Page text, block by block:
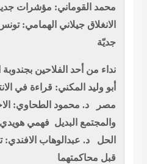
محمد القوماني: مؤشرات
الانغلاقجيلاني الهمامي:
جديّة
نداء من أحد الفلاحين
أبو وليد المكني: قراءة في
مصر
د. محمود الطحاوي:
والمجتمع البديل فهمي
الحل د. عبدالوهاب الافندي:
قبل محاكمتهما